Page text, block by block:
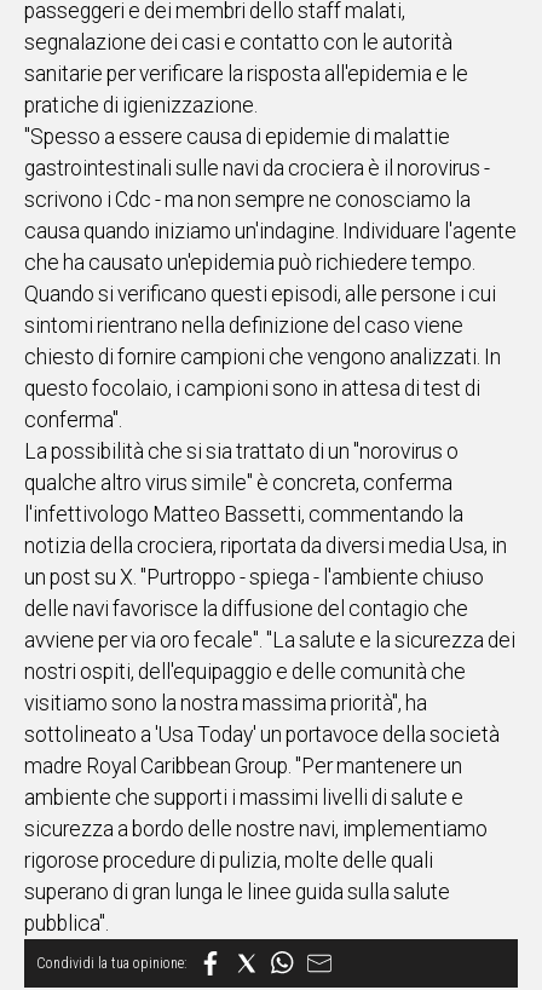
passeggeri e dei membri dello staff malati,
segnalazione dei casi e contatto con le autorità
sanitarie per verificare la risposta all'epidemia e le
pratiche di igienizzazione.
"Spesso a essere causa di epidemie di malattie
gastrointestinali sulle navi da crociera è il norovirus -
scrivono i Cdc - ma non sempre ne conosciamo la
causa quando iniziamo un'indagine. Individuare l'agente
che ha causato un'epidemia può richiedere tempo.
Quando si verificano questi episodi, alle persone i cui
sintomi rientrano nella definizione del caso viene
chiesto di fornire campioni che vengono analizzati. In
questo focolaio, i campioni sono in attesa di test di
conferma".
La possibilità che si sia trattato di un "norovirus o
qualche altro virus simile" è concreta, conferma
l'infettivologo Matteo Bassetti, commentando la
notizia della crociera, riportata da diversi media Usa, in
un post su X. "Purtroppo - spiega - l'ambiente chiuso
delle navi favorisce la diffusione del contagio che
avviene per via oro fecale". "La salute e la sicurezza dei
nostri ospiti, dell'equipaggio e delle comunità che
visitiamo sono la nostra massima priorità", ha
sottolineato a 'Usa Today' un portavoce della società
madre Royal Caribbean Group. "Per mantenere un
ambiente che supporti i massimi livelli di salute e
sicurezza a bordo delle nostre navi, implementiamo
rigorose procedure di pulizia, molte delle quali
superano di gran lunga le linee guida sulla salute
pubblica".